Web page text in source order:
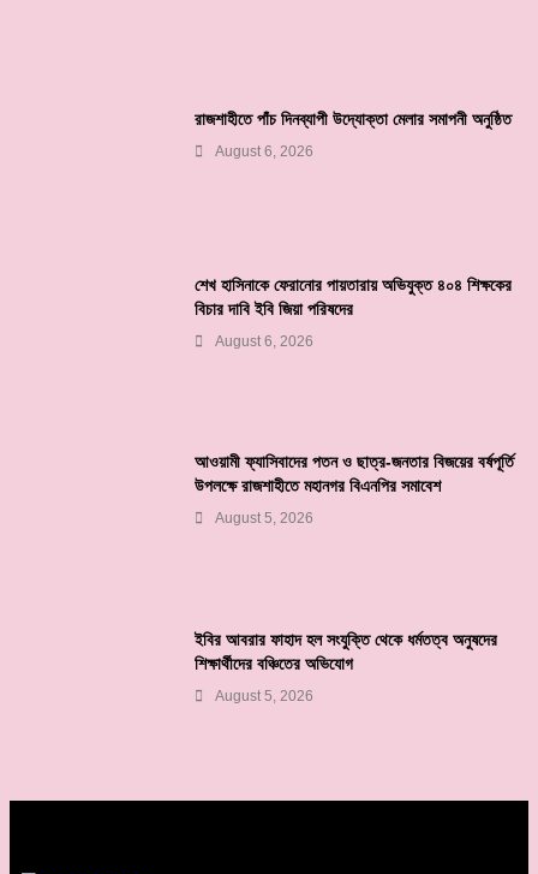
রাজশাহীতে পাঁচ দিনব্যাপী উদ্যোক্তা মেলার সমাপনী অনুষ্ঠিত
August 6, 2026
শেখ হাসিনাকে ফেরানোর পায়তারায় অভিযুক্ত ৪০৪ শিক্ষকের
বিচার দাবি ইবি জিয়া পরিষদের
August 6, 2026
আওয়ামী ফ্যাসিবাদের পতন ও ছাত্র-জনতার বিজয়ের বর্ষপূর্তি
উপলক্ষে রাজশাহীতে মহানগর বিএনপির সমাবেশ
August 5, 2026
ইবির আবরার ফাহাদ হল সংযুক্তি থেকে ধর্মতত্ব অনুষদের
শিক্ষার্থীদের বঞ্চিতের অভিযোগ
August 5, 2026